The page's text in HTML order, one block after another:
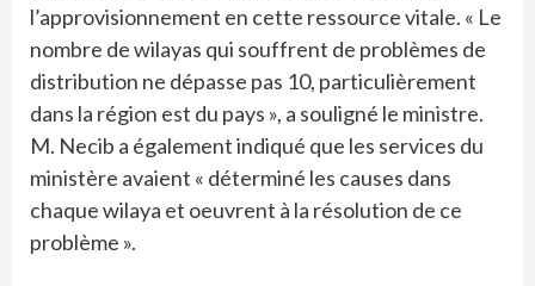
l’approvisionnement en cette ressource vitale. « Le
nombre de wilayas qui souffrent de problèmes de
distribution ne dépasse pas 10, particulièrement
dans la région est du pays », a souligné le ministre.
M. Necib a également indiqué que les services du
ministère avaient « déterminé les causes dans
chaque wilaya et oeuvrent à la résolution de ce
problème ».